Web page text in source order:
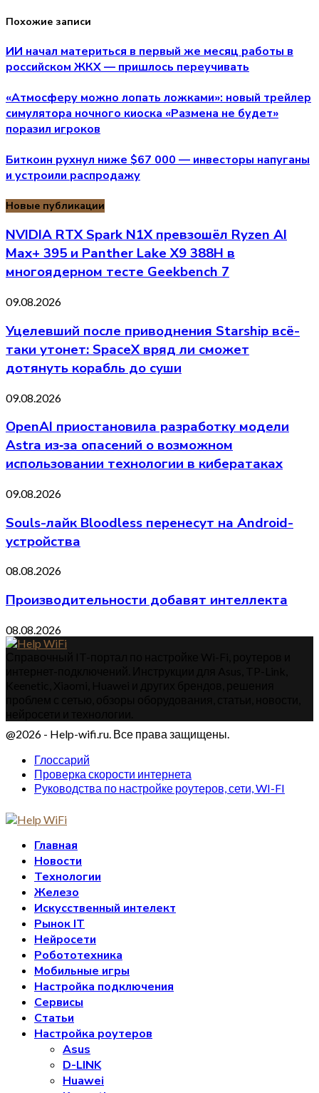
Похожие записи
ИИ начал материться в первый же месяц работы в
российском ЖКХ — пришлось переучивать
«Атмосферу можно лопать ложками»: новый трейлер
симулятора ночного киоска «Размена не будет»
поразил игроков
Биткоин рухнул ниже $67 000 — инвесторы напуганы
и устроили распродажу
Новые публикации
NVIDIA RTX Spark N1X превзошёл Ryzen AI
Max+ 395 и Panther Lake X9 388H в
многоядерном тесте Geekbench 7
09.08.2026
Уцелевший после приводнения Starship всё-
таки утонет: SpaceX вряд ли сможет
дотянуть корабль до суши
09.08.2026
OpenAI приостановила разработку модели
Astra из‑за опасений о возможном
использовании технологии в кибератаках
09.08.2026
Souls-лайк Bloodless перенесут на Android-
устройства
08.08.2026
Производительности добавят интеллекта
08.08.2026
@2026 - Help-wifi.ru. Все права защищены.
Глоссарий
Проверка скорости интернета
Руководства по настройке роутеров, сети, WI-FI
Главная
Новости
Технологии
Железо
Искусственный интелект
Рынок IT
Нейросети
Робототехника
Мобильные игры
Настройка подключения
Сервисы
Статьи
Настройка роутеров
Asus
D-LINK
Huawei